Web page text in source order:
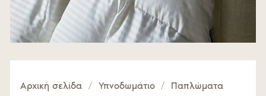
Αρχική σελίδα / Υπνοδωμάτιο / Παπλώματα